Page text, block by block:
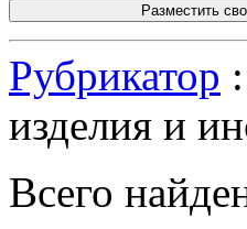
Разместить
Рубрикатор
изделия и
Всего